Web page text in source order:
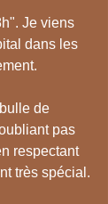
Je viens
dans les
de
pas
respectant
très spécial.